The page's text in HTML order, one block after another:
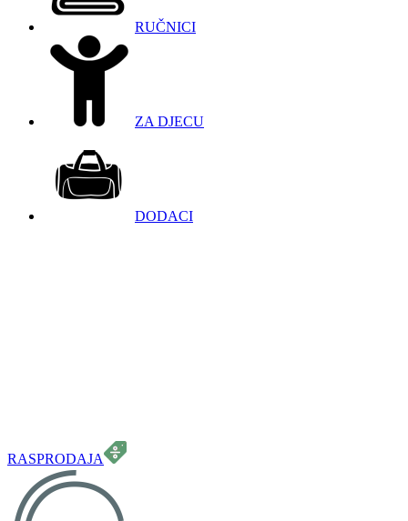
RUČNICI
ZA DJECU
DODACI
RASPRODAJA